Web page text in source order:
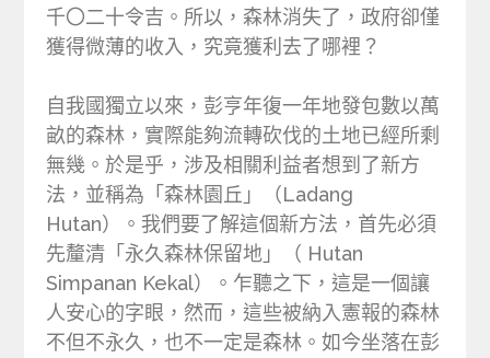
千〇二十令吉。所以，森林消失了，政府卻僅
獲得微薄的收入，究竟獲利去了哪裡？
自我國獨立以來，彭亨年復一年地發包數以萬
畝的森林，實際能夠流轉砍伐的土地已經所剩
無幾。於是乎，涉及相關利益者想到了新方
法，並稱為「森林園丘」（Ladang
Hutan）。我們要了解這個新方法，首先必須
先釐清「永久森林保留地」（ Hutan
Simpanan Kekal）。乍聽之下，這是一個讓
人安心的字眼，然而，這些被納入憲報的森林
不但不永久，也不一定是森林。如今坐落在彭